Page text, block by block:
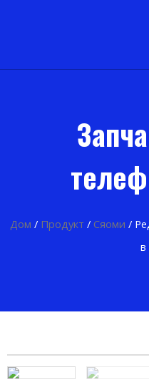
Дом / Продукт / Сяоми /
в